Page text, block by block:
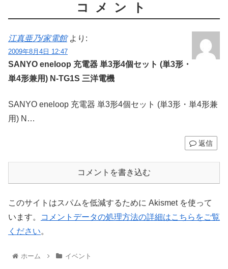
コメント
江真亜乃/家電館 より:
2009年8月4日 12:47
SANYO eneloop 充電器 単3形4個セット (単3形・
単4形兼用) N-TG1S 三洋電機
SANYO eneloop 充電器 単3形4個セット (単3形・単4形兼
用) N…
返信
コメントを書き込む
このサイトはスパムを低減するために Akismet を使って
います。
コメントデータの処理方法の詳細はこちらをご覧
ください。
ホーム イベント